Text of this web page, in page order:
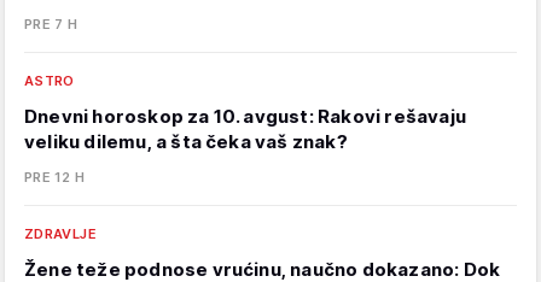
PRE 7 H
ASTRO
Dnevni horoskop za 10. avgust: Rakovi rešavaju
veliku dilemu, a šta čeka vaš znak?
PRE 12 H
ZDRAVLJE
Žene teže podnose vrućinu, naučno dokazano: Dok